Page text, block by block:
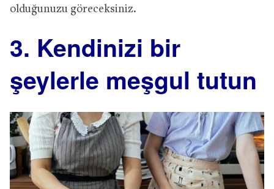
olduğunuzu göreceksiniz.
3. Kendinizi bir
şeylerle meşgul tutun